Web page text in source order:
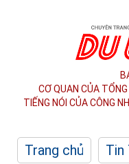
CƠ QUAN CỦA
TIẾNG NÓI CỦA CÔNG
Trang chủ Tin